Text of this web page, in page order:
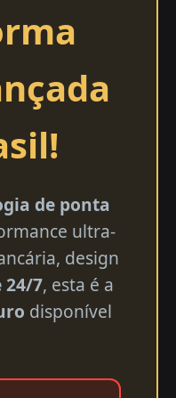
de ponta
ultra-
design
24/7, esta é a
disponível